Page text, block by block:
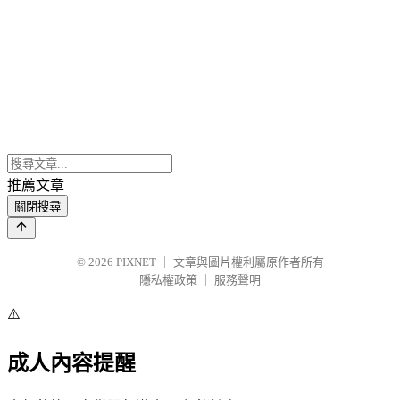
推薦文章
關閉搜尋
© 2026 PIXNET
文章與圖片權利屬原作者所有
隱私權政策
服務聲明
⚠️
成人內容提醒